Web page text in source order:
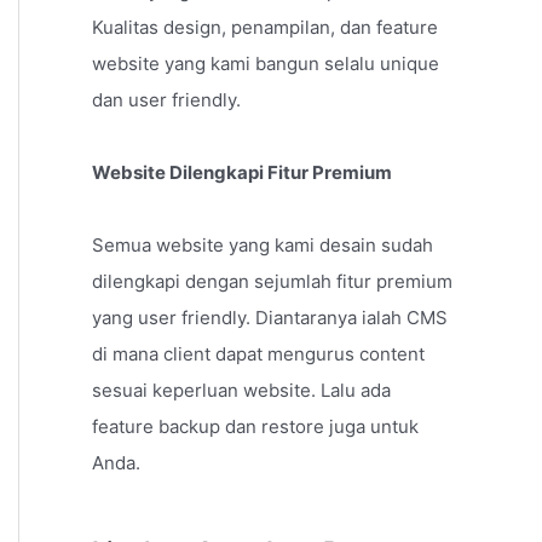
Kualitas design, penampilan, dan feature
website yang kami bangun selalu unique
dan user friendly.
Website Dilengkapi Fitur Premium
Semua website yang kami desain sudah
dilengkapi dengan sejumlah fitur premium
yang user friendly. Diantaranya ialah CMS
di mana client dapat mengurus content
sesuai keperluan website. Lalu ada
feature backup dan restore juga untuk
Anda.